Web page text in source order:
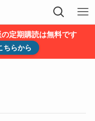
定期購読は無料です
ちらから